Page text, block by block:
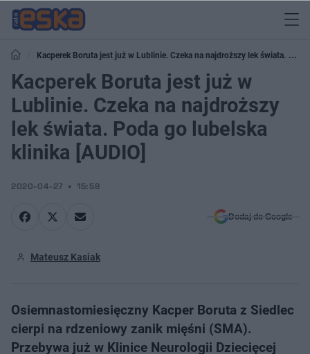
Kacperek Boruta jest już w Lublinie. Czeka na najdroższy lek świata. Poda
go lubelska klinika [AUDIO]
Kacperek Boruta jest już w
Lublinie. Czeka na najdroższy
lek świata. Poda go lubelska
klinika [AUDIO]
2020-04-27 15:58
Dodaj do Google
Mateusz Kasiak
Osiemnastomiesięczny Kacper Boruta z Siedlec
cierpi na rdzeniowy zanik mięśni (SMA).
Przebywa już w Klinice Neurologii Dziecięcej